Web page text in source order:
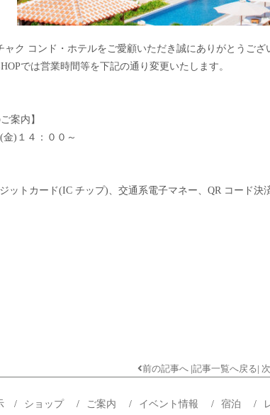
ク コンド・ホテルをご愛顧いただき誠にありがとうござ
では営業時間等を下記の通り変更いたします。
案内】
１４：００～
ットカード(IC チップ)、交通系電子マネー、QR コード決
前の記事へ |記事一覧へ戻る|
/ ショップ / ご案内 / イベント情報 / 宿泊 /